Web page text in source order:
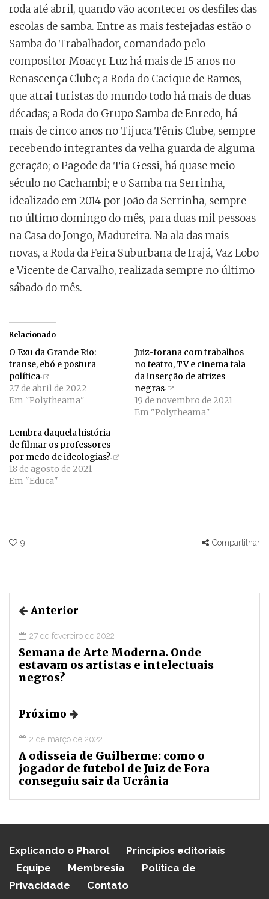
roda até abril, quando vão acontecer os desfiles das
escolas de samba. Entre as mais festejadas estão o
Samba do Trabalhador, comandado pelo
compositor Moacyr Luz há mais de 15 anos no
Renascença Clube; a Roda do Cacique de Ramos,
que atrai turistas do mundo todo há mais de duas
décadas; a Roda do Grupo Samba de Enredo, há
mais de cinco anos no Tijuca Tênis Clube, sempre
recebendo integrantes da velha guarda de alguma
geração; o Pagode da Tia Gessi, há quase meio
século no Cachambi; e o Samba na Serrinha,
idealizado em 2014 por João da Serrinha, sempre
no último domingo do mês, para duas mil pessoas
na Casa do Jongo, Madureira. Na ala das mais
novas, a Roda da Feira Suburbana de Irajá, Vaz Lobo
e Vicente de Carvalho, realizada sempre no último
sábado do mês.
Relacionado
O Exu da Grande Rio:
transe, ebó e postura
política
27 de abril de 2022
Em "Polytheama"
Juiz-forana com trabalhos
no teatro, TV e cinema fala
da inserção de atrizes
negras
19 de novembro de 2021
Em "Polytheama"
Lembra daquela história
de filmar os professores
por medo de ideologias?
18 de agosto de 2021
Em "Educa"
9 Compartilhar
Anterior
27 de fevereiro de 2022
Semana de Arte Moderna. Onde
estavam os artistas e intelectuais
negros?
Próximo
2 de março de 2022
A odisseia de Guilherme: como o
jogador de futebol de Juiz de Fora
conseguiu sair da Ucrânia
Explicando o Pharol
Princípios editoriais
Equipe
Membresia
Política de
Privacidade
Contato